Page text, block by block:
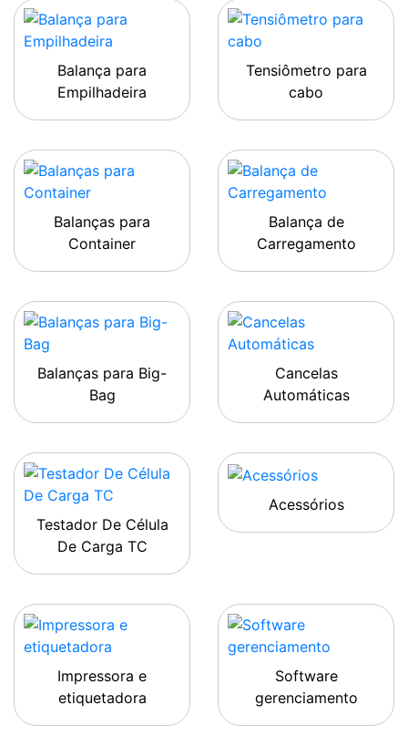
Balança para
Empilhadeira
Tensiômetro para
cabo
Balanças para
Container
Balança de
Carregamento
Balanças para Big-
Bag
Cancelas
Automáticas
Testador De Célula
De Carga TC
Acessórios
Impressora e
etiquetadora
Software
gerenciamento